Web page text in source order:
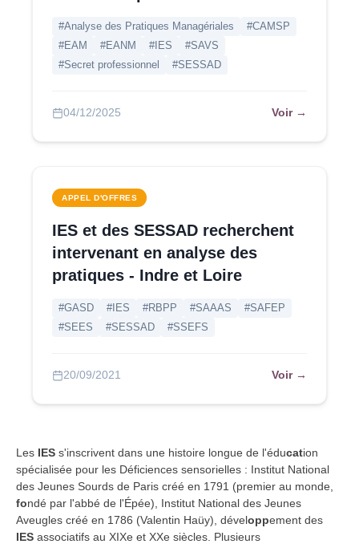
#Analyse des Pratiques Managériales
#CAMSP
#EAM
#EANM #IES
#SAVS
#Secret professionnel
#SESSAD
04/12/2025 Voir →
APPEL D'OFFRES
IES et des SESSAD recherchent
intervenant en analyse des
pratiques - Indre et Loire
#GASD #IES #RBPP #SAAAS
#SAFEP
#SEES
#SESSAD #SSEFS
20/09/2021 Voir →
Les IES s'inscrivent dans une histoire longue de l'éducation
spécialisée pour les Déficiences sensorielles : Institut National
des Jeunes Sourds de Paris créé en 1791 (premier au monde,
fondé par l'abbé de l'Épée), Institut National des Jeunes
Aveugles créé en 1786 (Valentin Haüy), développement des
IES associatifs au XIXe et XXe siècles. Plusieurs